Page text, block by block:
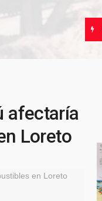
afectaría
Loreto